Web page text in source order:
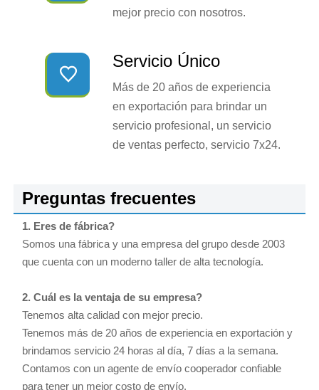
mejor precio con nosotros.

Servicio Único
Más de 20 años de experiencia
en exportación para brindar un
servicio profesional, un servicio
de ventas perfecto, servicio 7x24.
Preguntas frecuentes
1. Eres de fábrica?
Somos una fábrica y una empresa del grupo desde 2003
que cuenta con un moderno taller de alta tecnología.
2. Cuál es la ventaja de su empresa?
Tenemos alta calidad con mejor precio.
Tenemos más de 20 años de experiencia en exportación y
brindamos servicio 24 horas al día, 7 días a la semana.
Contamos con un agente de envío cooperador confiable
para tener un mejor costo de envío.